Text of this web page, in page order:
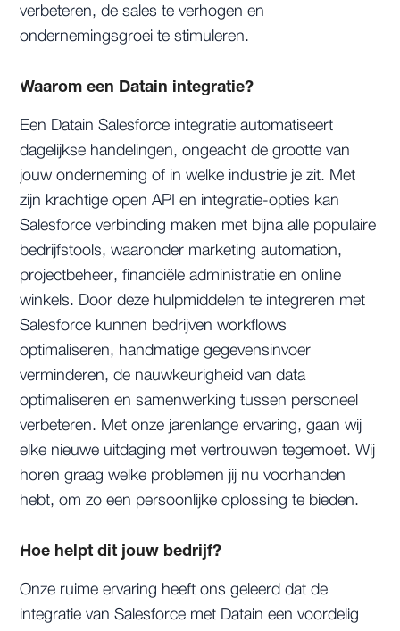
verbeteren, de sales te verhogen en
ondernemingsgroei te stimuleren.
Waarom een Datain integratie?
Een Datain Salesforce integratie automatiseert
dagelijkse handelingen, ongeacht de grootte van
jouw onderneming of in welke industrie je zit. Met
zijn krachtige open API en integratie-opties kan
Salesforce verbinding maken met bijna alle populaire
bedrijfstools, waaronder marketing automation,
projectbeheer, financiële administratie en online
winkels. Door deze hulpmiddelen te integreren met
Salesforce kunnen bedrijven workflows
optimaliseren, handmatige gegevensinvoer
verminderen, de nauwkeurigheid van data
optimaliseren en samenwerking tussen personeel
verbeteren. Met onze jarenlange ervaring, gaan wij
elke nieuwe uitdaging met vertrouwen tegemoet. Wij
horen graag welke problemen jij nu voorhanden
hebt, om zo een persoonlijke oplossing te bieden.
Hoe helpt dit jouw bedrijf?
Onze ruime ervaring heeft ons geleerd dat de
integratie van Salesforce met Datain een voordelig